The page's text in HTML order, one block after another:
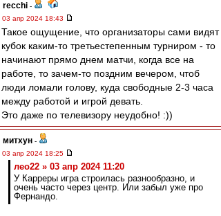
recchi -
03 апр 2024 18:43
Такое ощущение, что организаторы сами видят
кубок каким-то третьестепенным турниром - то
начинают прямо днем матчи, когда все на
работе, то зачем-то поздним вечером, чтоб
люди ломали голову, куда свободные 2-3 часа
между работой и игрой девать.
Это даже по телевизору неудобно! :))
митхун -
03 апр 2024 18:25
лео22 » 03 апр 2024 11:20
У Карреры игра строилась разнообразно, и
очень часто через центр. Или забыл уже про
Фернандо.